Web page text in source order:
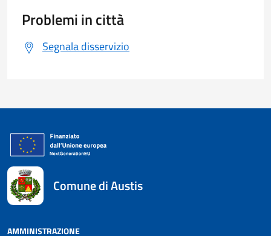
Problemi in città
Segnala disservizio
Comune di Austis
AMMINISTRAZIONE